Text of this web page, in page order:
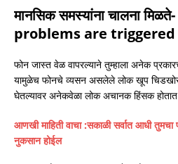
मानसिक समस्यांना चालना
problems are triggered
फोन जास्त वेळ वापरल्याने तुम्हाला अनेक
यामुळेच फोनचे व्यसन असलेले लोक खूप चिडखोर
घेतल्यावर अनेकवेळा लोक अचानक हिंसक
आणखी माहिती वाचा :सकाळी सर्वात आधी
नुकसान होईल